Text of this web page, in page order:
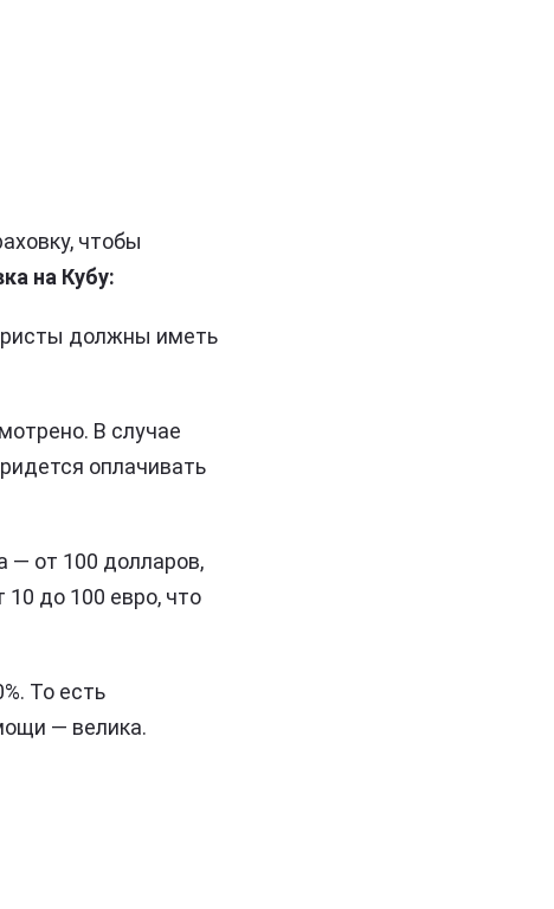
чтобы
на Кубу:
должны иметь
В случае
оплачивать
— от 100 долларов,
10 до 100 евро, что
То есть
— велика.